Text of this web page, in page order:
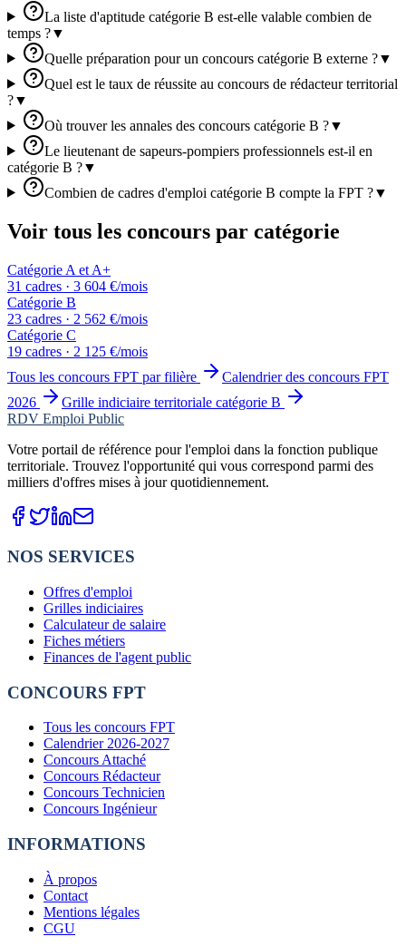
La liste d'aptitude catégorie B est-elle valable combien de
temps ?▼
Quelle préparation pour un concours catégorie B externe ?▼
Quel est le taux de réussite au concours de rédacteur territorial
?▼
Où trouver les annales des concours catégorie B ?▼
Le lieutenant de sapeurs-pompiers professionnels est-il en
catégorie B ?▼
Combien de cadres d'emploi catégorie B compte la FPT ?▼
Voir tous les concours par catégorie
Catégorie A et A+
31 cadres · 3 604 €/mois
Catégorie B
23 cadres · 2 562 €/mois
Catégorie C
19 cadres · 2 125 €/mois
Tous les concours FPT par filière
Calendrier des concours FPT
2026
Grille indiciaire territoriale catégorie B
RDV Emploi Public
Votre portail de référence pour l'emploi dans la fonction publique
territoriale. Trouvez l'opportunité qui vous correspond parmi des
milliers d'offres mises à jour quotidiennement.
NOS SERVICES
Offres d'emploi
Grilles indiciaires
Calculateur de salaire
Fiches métiers
Finances de l'agent public
CONCOURS FPT
Tous les concours FPT
Calendrier 2026-2027
Concours Attaché
Concours Rédacteur
Concours Technicien
Concours Ingénieur
INFORMATIONS
À propos
Contact
Mentions légales
CGU